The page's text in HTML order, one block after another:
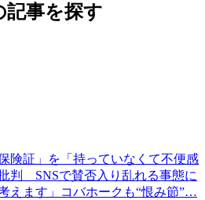
記事を探す
険証」を「持っていなくて不便感
判 SNSで賛否入り乱れる事態に
えます」コバホークも“恨み節”…